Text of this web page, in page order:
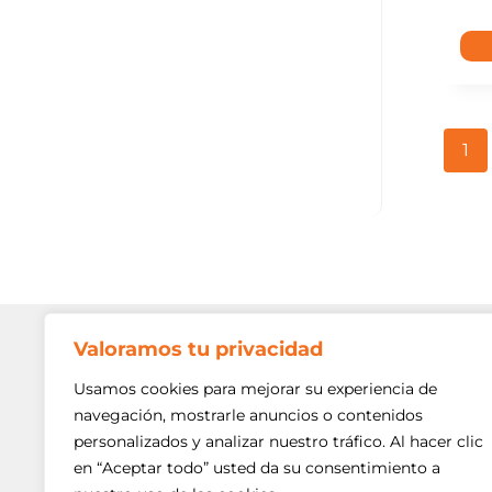
Valoramos tu privacidad
Usamos cookies para mejorar su experiencia de
navegación, mostrarle anuncios o contenidos
personalizados y analizar nuestro tráfico. Al hacer clic
en “Aceptar todo” usted da su consentimiento a
1
Siga-nos!
São